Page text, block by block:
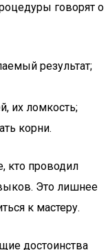
говорят о
результат;
их ломкость;
корни.
кто проводил
Это лишнее
к мастеру.
достоинства